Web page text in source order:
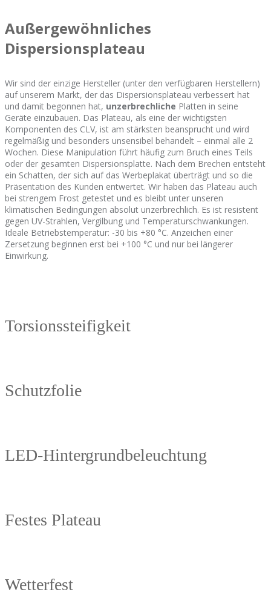
Außergewöhnliches
Dispersionsplateau
Wir sind der einzige Hersteller (unter den verfügbaren Herstellern)
auf unserem Markt, der das Dispersionsplateau verbessert hat
und damit begonnen hat, unzerbrechliche Platten in seine
Geräte einzubauen. Das Plateau, als eine der wichtigsten
Komponenten des CLV, ist am stärksten beansprucht und wird
regelmäßig und besonders unsensibel behandelt – einmal alle 2
Wochen. Diese Manipulation führt häufig zum Bruch eines Teils
oder der gesamten Dispersionsplatte. Nach dem Brechen entsteht
ein Schatten, der sich auf das Werbeplakat überträgt und so die
Präsentation des Kunden entwertet. Wir haben das Plateau auch
bei strengem Frost getestet und es bleibt unter unseren
klimatischen Bedingungen absolut unzerbrechlich. Es ist resistent
gegen UV-Strahlen, Vergilbung und Temperaturschwankungen.
Ideale Betriebstemperatur: -30 bis +80 °C. Anzeichen einer
Zersetzung beginnen erst bei +100 °C und nur bei längerer
Einwirkung.
Torsionssteifigkeit
Schutzfolie
LED-Hintergrundbeleuchtung
Festes Plateau
Wetterfest